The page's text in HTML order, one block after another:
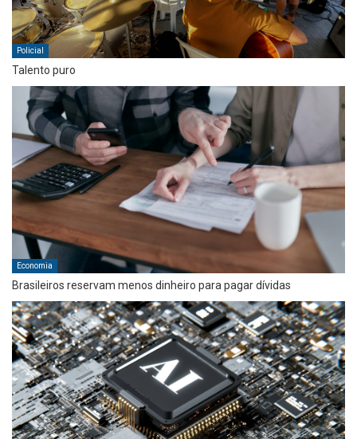
Policial
Talento puro
Economia
Brasileiros reservam menos dinheiro para pagar dívidas